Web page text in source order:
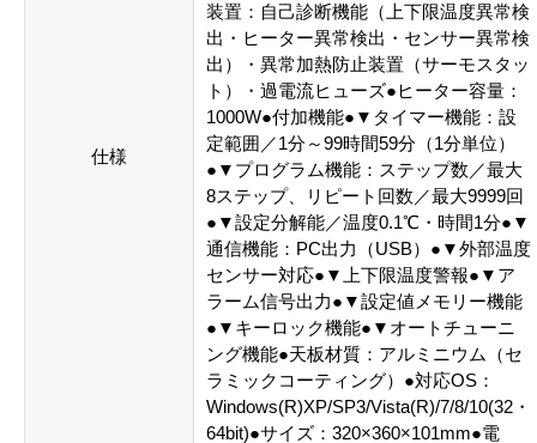
仕様
装置：自己診断機能（上下限温度異常検
出・ヒーター異常検出・センサー異常検
出）・異常加熱防止装置（サーモスタッ
ト）・過電流ヒューズ●ヒーター容量：
1000W●付加機能●▼タイマー機能：設
定範囲／1分～99時間59分（1分単位）
●▼プログラム機能：ステップ数／最大
8ステップ、リピート回数／最大9999回
●▼設定分解能／温度0.1℃・時間1分●▼
通信機能：PC出力（USB）●▼外部温度
センサー対応●▼上下限温度警報●▼ア
ラーム信号出力●▼設定値メモリー機能
●▼キーロック機能●▼オートチューニ
ング機能●天板材質：アルミニウム（セ
ラミックコーティング）●対応OS：
Windows(R)XP/SP3/Vista(R)/7/8/10(32・
64bit)●サイズ：320×360×101mm●電